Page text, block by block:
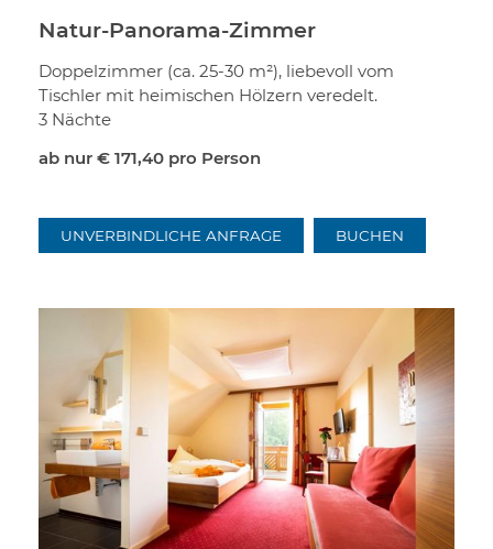
Natur-Panorama-Zimmer
Doppelzimmer (ca. 25-30 m²), liebevoll vom
Tischler mit heimischen Hölzern veredelt.
3 Nächte
ab nur € 171,40 pro Person
UNVERBINDLICHE ANFRAGE BUCHEN